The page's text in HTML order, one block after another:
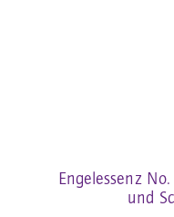
Engelessenz
und